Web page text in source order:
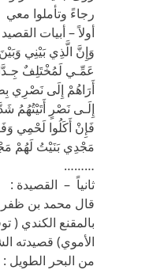
رجاءً وتأملوا
أولاً – أبيات
وَإِنَّ الَّذِي بَيْنِي
عَمِّـي لَمُخْتَلِفٌ
أَرَاهُمْ إِلَى نَصْرِي
إِلَـى نَصْرٍ أَتَيْتُهُمُ
فَإِنْ أَكَلُوا لَحْمِي
مَجْدِي بَنَيْتُ لَهُمْ
………
ثانياً – القصيدة :
قال محمد بن ظفر
الأموي) قصيدته
من البحر الطويل :